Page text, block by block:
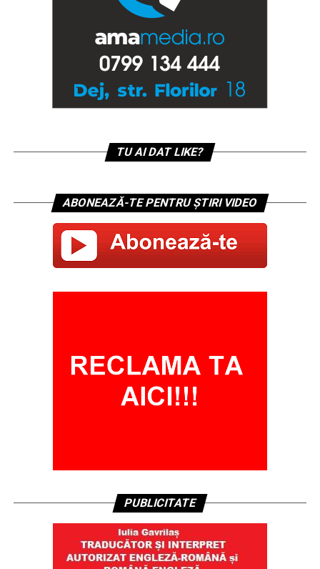
TU AI DAT LIKE?
ABONEAZĂ-TE PENTRU ȘTIRI VIDEO
PUBLICITATE